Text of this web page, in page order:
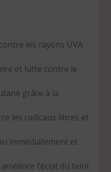
les rayons UVA
et lutte contre le
grâce à la
les radicaux libres et
immédiatement et
l’éclat du teint